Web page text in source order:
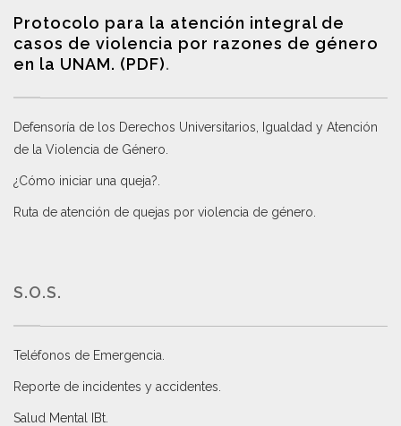
Protocolo para la atención integral de
casos de violencia por razones de género
en la UNAM. (PDF).
Defensoría de los Derechos Universitarios, Igualdad y Atención
de la Violencia de Género
¿Cómo iniciar una queja?
Ruta de atención de quejas por violencia de género
S.O.S.
Teléfonos de Emergencia.
Reporte de incidentes y accidentes
Salud Mental IBt